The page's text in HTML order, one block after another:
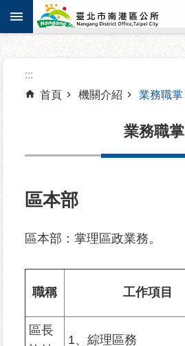
跳到主要內容區塊
進
階
搜
關
介
南
為
:::
首頁
機關介紹 業務職掌
業務職掌
區本部
區本部：掌理區政業務。
職稱 工作項目
區長
1、綜理區務